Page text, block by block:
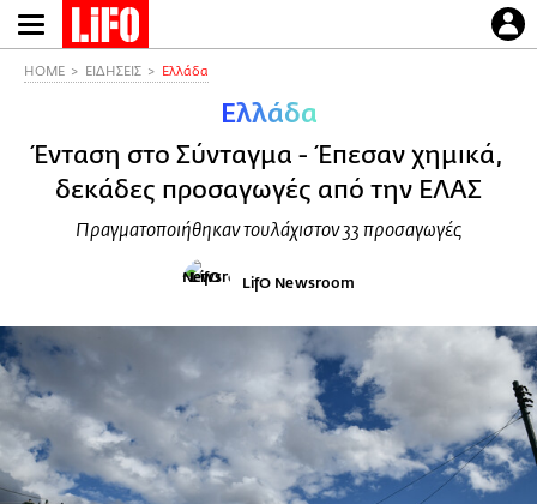
Παράκαμψη
προς
HOME ΕΙΔΗΣΕΙΣ Ελλάδα
Ελλάδα
Ένταση στο Σύνταγμα - Έπεσαν χημικά,
δεκάδες προσαγωγές από την ΕΛΑΣ
Πραγματοποιήθηκαν τουλάχιστον 33 προσαγωγές
LifO Newsroom